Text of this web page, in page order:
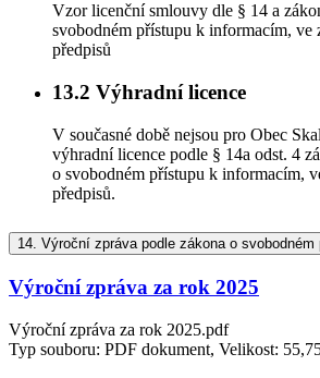
Vzor licenční smlouvy dle § 14 a
svobodném přístupu k informacím, ve
předpisů
13.2 Výhradní licence
V současné době nejsou pro Obec
výhradní licence podle § 14a odst. 4
o svobodném přístupu k informacím,
předpisů.
14. Výroční zpráva podle zákona o
Výroční zpráva za rok 2025
Výroční zpráva za rok 2025.pdf
Typ souboru: PDF dokument, Velikost: